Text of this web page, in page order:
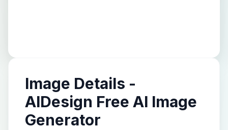
Image Details -
AIDesign Free AI Image
Generator